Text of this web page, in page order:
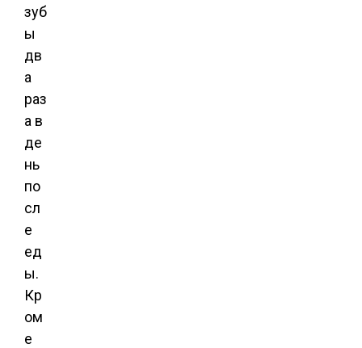
зуб
ы
дв
а
раз
а в
де
нь
по
сл
е
ед
ы.
Кр
ом
е